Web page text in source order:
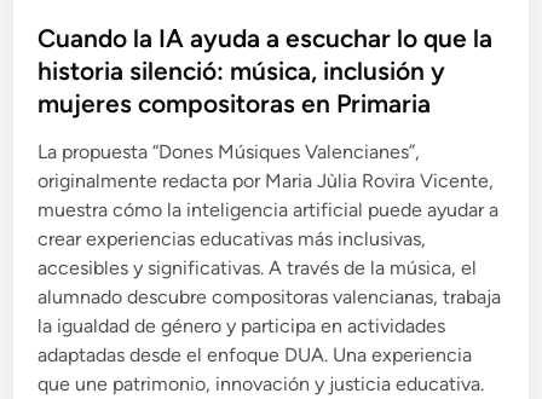
b
l
a
d
o
e
n
Cuando la IA ayuda a escuchar lo que la
historia silenció: música, inclusión y
mujeres compositoras en Primaria
La propuesta “Dones Músiques Valencianes”,
originalmente redacta por Maria Jùlia Rovira Vicente,
muestra cómo la inteligencia artificial puede ayudar a
crear experiencias educativas más inclusivas,
accesibles y significativas. A través de la música, el
alumnado descubre compositoras valencianas, trabaja
la igualdad de género y participa en actividades
adaptadas desde el enfoque DUA. Una experiencia
que une patrimonio, innovación y justicia educativa.